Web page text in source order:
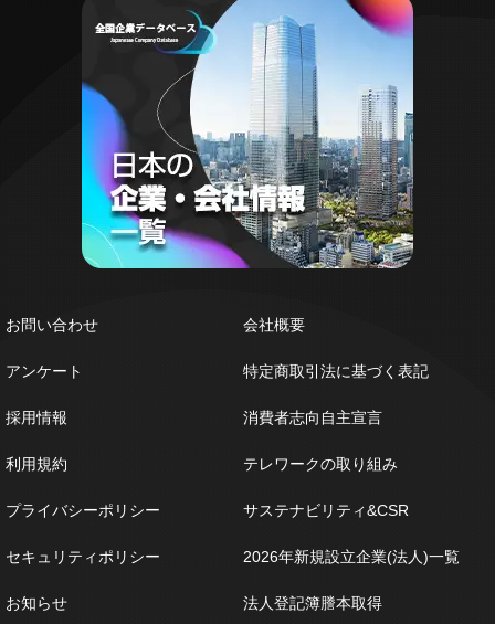
お問い合わせ
アンケート
採用情報
利用規約
プライバシーポリシー
セキュリティポリシー
お知らせ
会社概要
特定商取引法に基づく表記
消費者志向自主宣言
テレワークの取り組み
サステナビリティ&CSR
2026年新規設立企業(法人)一覧
法人登記簿謄本取得